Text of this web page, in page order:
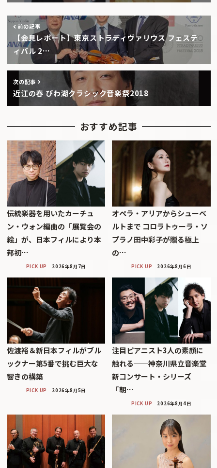
前の記事
【会見レポート】東京ストラディヴァリウス フェステ
ィバル 2…
次の記事
近江の春 びわ湖クラシック音楽祭2018
おすすめ記事
伝統楽器を用いたカーチュ
ン・ウォン編曲の「展覧会の
絵」が、日本フィルにより本
邦初…
PICK UP 2026年8月7日
オペラ・アリアからシューベ
ルトまで コロラトゥーラ・ソ
プラノ田中彩子が贈る極上
の…
PICK UP 2026年8月6日
佐渡裕＆新日本フィルがブル
ックナー第5番で挑む巨大な
響きの構築
PICK UP 2026年8月5日
注目ピアニスト3人の素顔に
触れる──神奈川県立音楽堂
新コンサート・シリーズ
「朝…
PICK UP 2026年8月4日